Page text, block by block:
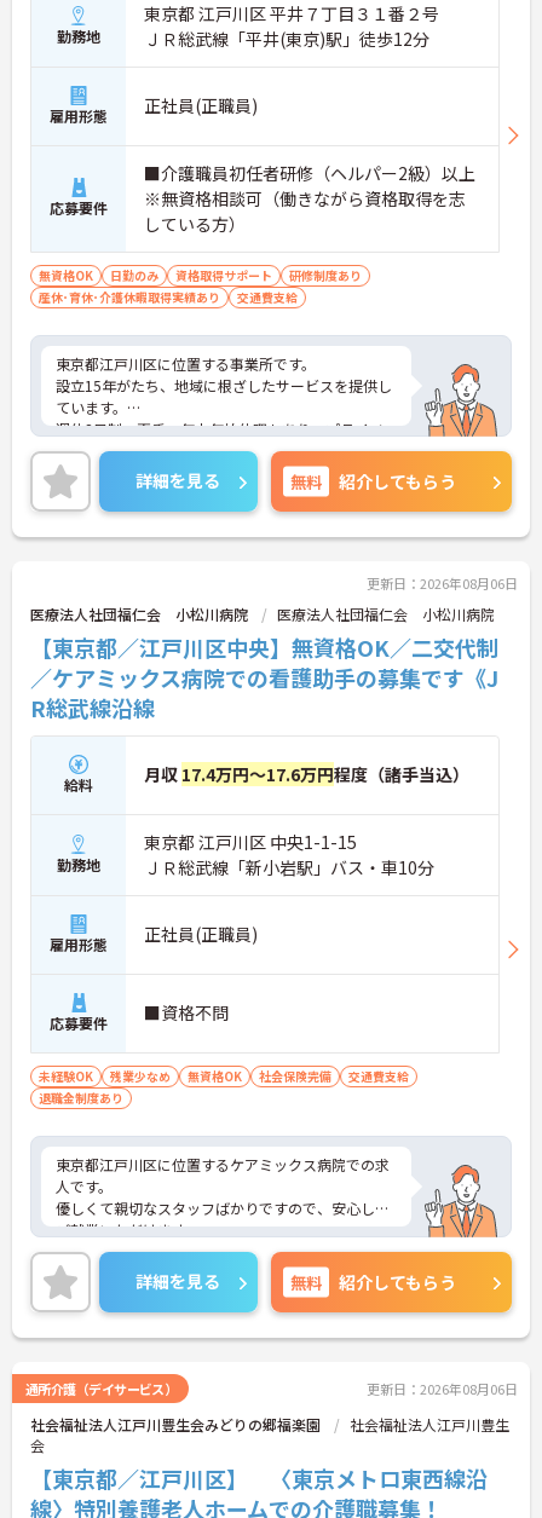
勤務地
東京都 江戸川区 平井７丁目３１番２号
ＪＲ総武線「平井(東京)駅」徒歩12分
雇用形態 正社員(正職員)
応募要件
■介護職員初任者研修（ヘルパー2級）以上
※無資格相談可（働きながら資格取得を志
している方）
無資格OK 日勤のみ 資格取得サポート
研修制度あり
産休･育休･介護休暇取得実績あり
交通費支給
東京都江戸川区に位置する事業所です。
設立15年がたち、地域に根ざしたサービスを提供し
ています。
週休2日制、夏季・年末年始休暇もあり、プライベ
ートとの両立もしやすいです。
ご興味ある方には、面接対策ポイントなど、さらに
詳細をお話しいたしますのでお気軽にご相談くださ
い！
詳細を見る 無料 紹介してもらう
更新日：2026年08月06日
医療法人社団福仁会 小松川病院 医療法人社団福仁会 小松川病院
【東京都／江戸川区中央】無資格OK／二交代制
／ケアミックス病院での看護助手の募集です《J
R総武線沿線
給料 月収 17.4万円～17.6万円程度（諸手当込）
勤務地
東京都 江戸川区 中央1-1-15
ＪＲ総武線「新小岩駅」バス・車10分
雇用形態 正社員(正職員)
応募要件 ■資格不問
未経験OK 残業少なめ 無資格OK 社会保険完備
交通費支給
退職金制度あり
東京都江戸川区に位置するケアミックス病院での求
人です。
優しくて親切なスタッフばかりですので、安心して
ご就業いただけます。
各種手当も充実しています。
ご興味のある方はお気軽にお問い合わせ下さい。
詳細を見る 無料 紹介してもらう
通所介護（デイサービス） 更新日：2026年08月06日
社会福祉法人江戸川豊生会みどりの郷福楽園
社会福祉法人江戸川豊生
会
【東京都／江戸川区】 〈東京メトロ東西線沿
線〉特別養護老人ホームでの介護職募集！